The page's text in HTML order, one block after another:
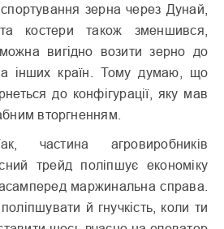
зерна через Дунай,
костери також зменшився,
вигідно возити зерно до
інших країн. Тому думаю, що
до конфігурації, яку мав
вторгненням.
частина агровиробників
трейд поліпшує економіку
маржинальна справа.
й гнучкість, коли ти